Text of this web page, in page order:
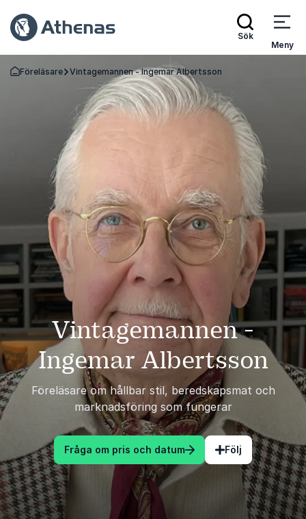
Sök
Meny
Gå tillbaka till startsidan
Föreläsare Vintagemannen - Ingemar Albertsson
Vintagemannen -
Ingemar Albertsson
Föreläsare om hållbar stil, beredskapsmat och
marknadsföring som fungerar
Fråga om pris och datum Följ